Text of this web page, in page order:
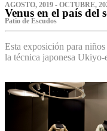
AGOSTO, 2019 - OCTUBRE,
Venus en el país del
P‌atio de Escudos
Esta exposición para niños
la técnica japonesa